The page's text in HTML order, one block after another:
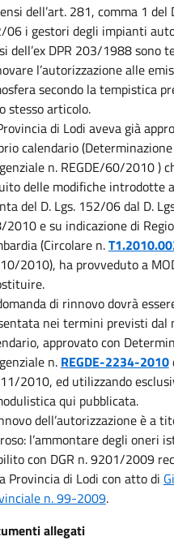
dell’art. 281, comma 1 del
06 i gestori degli impianti
dell’ex DPR 203/1988 sono
l’autorizzazione alle
secondo la tempistica
stesso articolo.
di Lodi aveva già
calendario (Determinazione
n. REGDE/60/2010 )
delle modifiche introdotte
del D. Lgs. 152/06 dal D.
2010 e su indicazione di
(Circolare n.
2010), ha provveduto a
di rinnovo dovrà
nei termini previsti dal
approvato con
n. REGDE-2234-2010
2010, ed utilizzando
qui pubblicata.
dell’autorizzazione è a
l’ammontare degli oneri
con DGR n. 9201/2009
Provincia di Lodi con atto di
n. 99-2009.
allegati